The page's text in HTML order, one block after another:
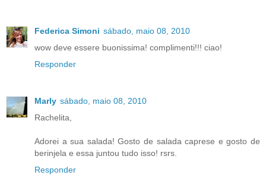
Federica Simoni sábado, maio 08, 2010
wow deve essere buonissima! complimenti!!! ciao!
Responder
Marly sábado, maio 08, 2010
Rachelita,
Adorei a sua salada! Gosto de salada caprese e gosto de
berinjela e essa juntou tudo isso! rsrs.
Responder